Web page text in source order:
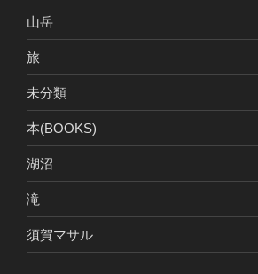
山岳
旅
未分類
本(BOOKS)
湖沼
滝
須賀マサル